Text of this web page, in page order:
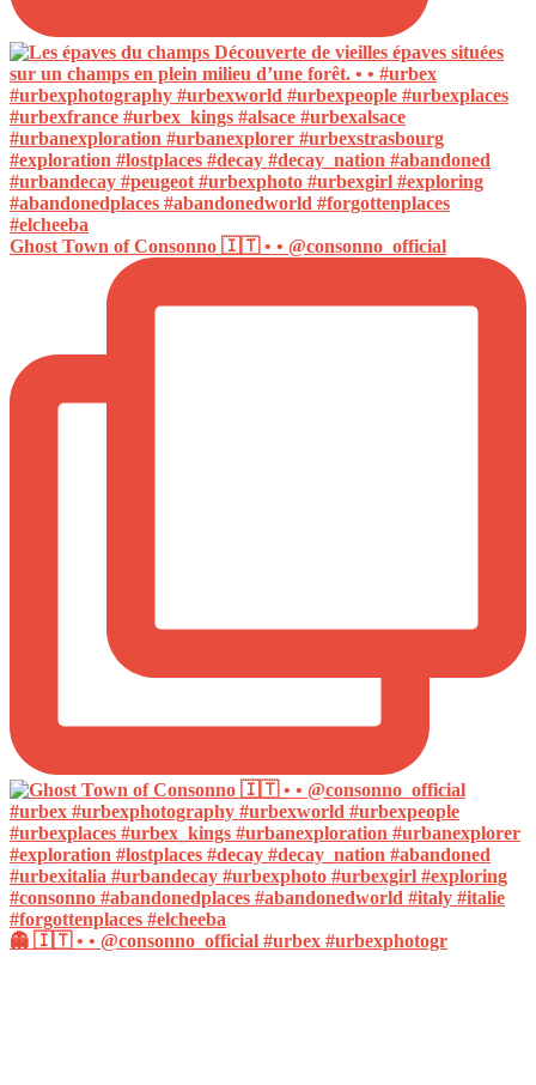
Ghost Town of Consonno 🇮🇹 • • @consonno_official
👻 🇮🇹 • • @consonno_official #urbex #urbexphotogr